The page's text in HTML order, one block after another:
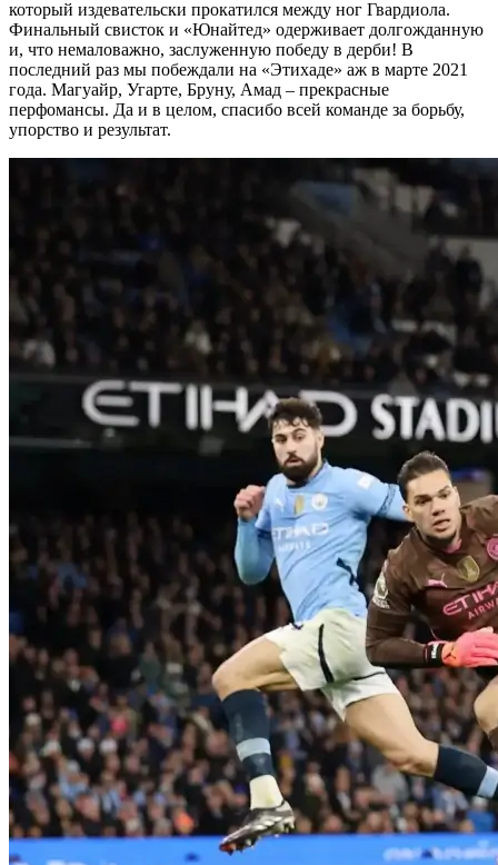
который издевательски прокатился между ног Гвардиола.
Финальный свисток и «Юнайтед» одерживает долгожданную
и, что немаловажно, заслуженную победу в дерби! В
последний раз мы побеждали на «Этихаде» аж в марте 2021
года. Магуайр, Угарте, Бруну, Амад – прекрасные
перфомансы. Да и в целом, спасибо всей команде за борьбу,
упорство и результат.